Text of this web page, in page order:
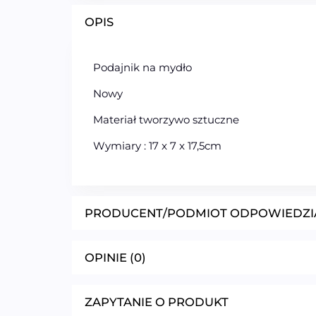
OPIS
Podajnik na mydło
Nowy
Materiał tworzywo sztuczne
Wymiary : 17 x 7 x 17,5cm
PRODUCENT/PODMIOT
OPINIE (0)
ZAPYTANIE O PRODUKT